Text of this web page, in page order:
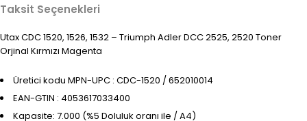
Taksit Seçenekleri
Utax CDC 1520, 1526, 1532 – Triumph Adler DCC 2525, 2520 Toner
Orjinal Kırmızı Magenta
Üretici kodu MPN-UPC : CDC-1520 / 652010014
EAN-GTIN : 4053617033400
Kapasite: 7.000 (%5 Doluluk oranı ile / A4)